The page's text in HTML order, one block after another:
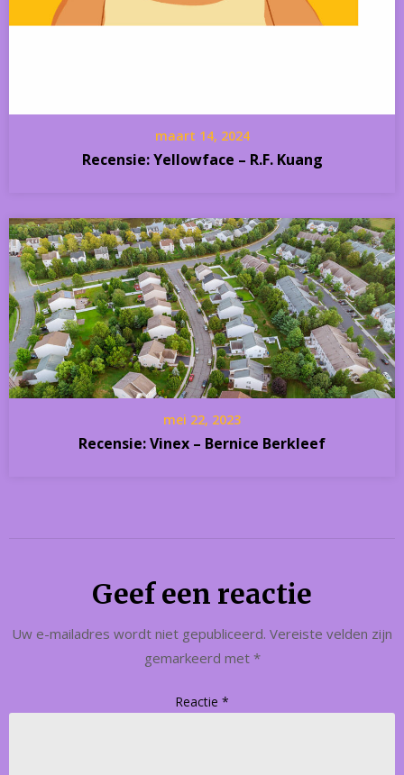
maart 14, 2024
Recensie: Yellowface – R.F. Kuang
mei 22, 2023
Recensie: Vinex – Bernice Berkleef
Geef een reactie
Uw e-mailadres wordt niet gepubliceerd. Vereiste velden zijn
gemarkeerd met *
Reactie *